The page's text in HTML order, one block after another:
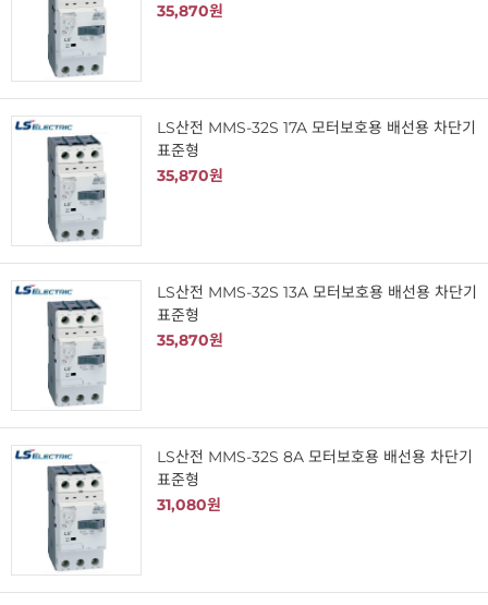
35,870원
LS산전 MMS-32S 17A 모터보호용 배선용 차단기
표준형
35,870원
LS산전 MMS-32S 13A 모터보호용 배선용 차단기
표준형
35,870원
LS산전 MMS-32S 8A 모터보호용 배선용 차단기
표준형
31,080원